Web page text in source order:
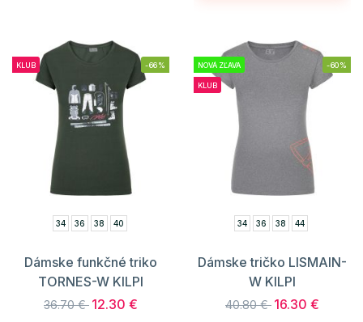
KLUB -66%
34 36 38 40
Dámske funkčné triko
TORNES-W KILPI
36.70 € 12.30 €
NOVÁ ZĽAVA
KLUB
-60%
34 36 38 44
Dámske tričko LISMAIN-
W KILPI
40.80 € 16.30 €